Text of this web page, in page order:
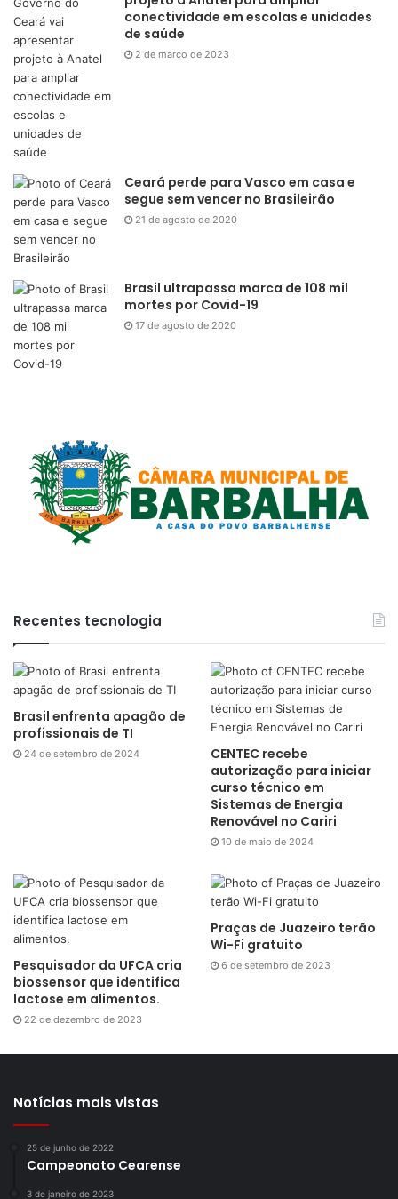
conectividade em escolas e unidades
de saúde
2 de março de 2023
Ceará perde para Vasco em casa e
segue sem vencer no Brasileirão
21 de agosto de 2020
Brasil ultrapassa marca de 108 mil
mortes por Covid-19
17 de agosto de 2020
Recentes tecnologia
Brasil enfrenta apagão de
profissionais de TI
24 de setembro de 2024
CENTEC recebe
autorização para iniciar
curso técnico em
Sistemas de Energia
Renovável no Cariri
10 de maio de 2024
Pesquisador da UFCA cria
biossensor que identifica
lactose em alimentos.
22 de dezembro de 2023
Praças de Juazeiro terão
Wi-Fi gratuito
6 de setembro de 2023
Notícias mais vistas
25 de junho de 2022
Campeonato Cearense
3 de janeiro de 2023